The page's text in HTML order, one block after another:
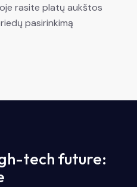
rasite platų aukštos
pasirinkimą
tech future: